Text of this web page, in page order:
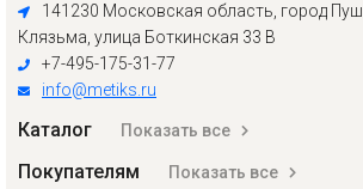
141230 Московская область, город
Клязьма, улица Боткинская 33 В
+7-495-175-31-77
info@metiks.ru
Каталог Показать все
Покупателям Показать все